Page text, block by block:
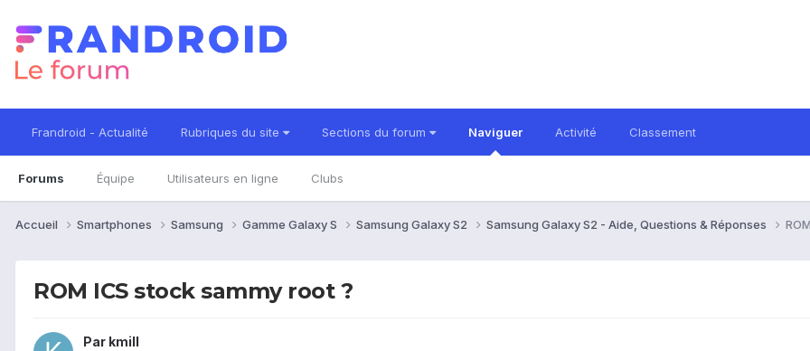
Frandroid - Actualité Rubriques du site Sections du forum Naviguer
Forums Équipe Utilisateurs en ligne Clubs
Activité Classement
Accueil Smartphones Samsung Gamme Galaxy S Samsung Galaxy S2 Samsung Galaxy S2 - Aide, Questions & Réponses
ROM ICS stock sammy root ?
Par kmill